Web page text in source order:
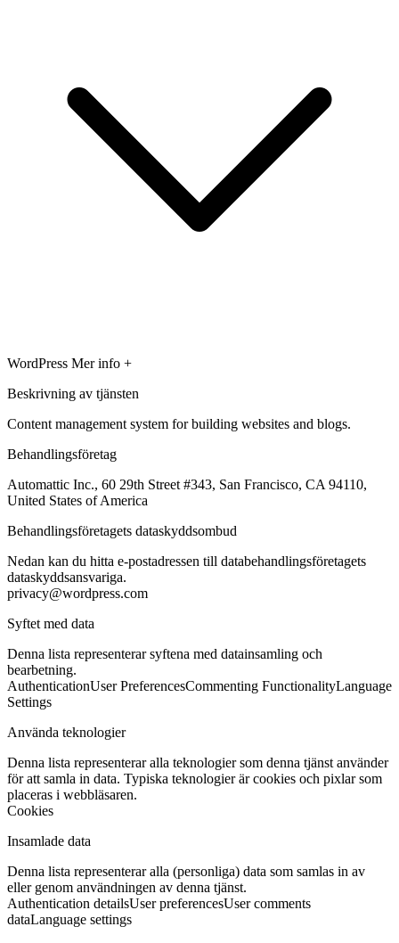
WordPress Mer info +
Beskrivning av tjänsten
Content management system for building websites and blogs.
Behandlingsföretag
Automattic Inc., 60 29th Street #343, San Francisco, CA 94110,
United States of America
Behandlingsföretagets dataskyddsombud
Nedan kan du hitta e-postadressen till databehandlingsföretagets
dataskyddsansvariga.
privacy@wordpress.com
Syftet med data
Denna lista representerar syftena med datainsamling och
bearbetning.
AuthenticationUser PreferencesCommenting FunctionalityLanguage
Settings
Använda teknologier
Denna lista representerar alla teknologier som denna tjänst använder
för att samla in data. Typiska teknologier är cookies och pixlar som
placeras i webbläsaren.
Cookies
Insamlade data
Denna lista representerar alla (personliga) data som samlas in av
eller genom användningen av denna tjänst.
Authentication detailsUser preferencesUser comments
dataLanguage settings